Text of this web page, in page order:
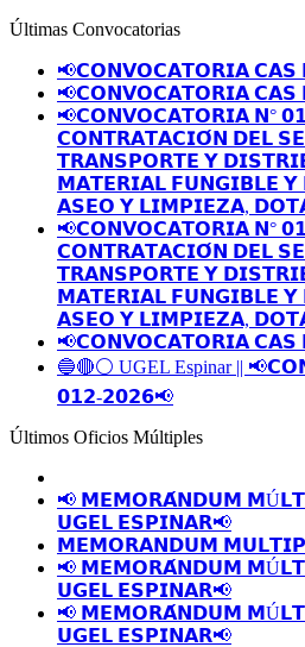
Últimas Convocatorias
📢𝗖𝗢𝗡𝗩𝗢𝗖𝗔𝗧𝗢𝗥𝗜𝗔 𝗖𝗔𝗦
📢𝗖𝗢𝗡𝗩𝗢𝗖𝗔𝗧𝗢𝗥𝗜𝗔 𝗖𝗔𝗦
📢𝗖𝗢𝗡𝗩𝗢𝗖𝗔𝗧𝗢𝗥𝗜𝗔 𝗡°
𝗖𝗢𝗡𝗧𝗥𝗔𝗧𝗔𝗖𝗜𝗢́𝗡 𝗗𝗘𝗟
𝗧𝗥𝗔𝗡𝗦𝗣𝗢𝗥𝗧𝗘 𝗬
𝗠𝗔𝗧𝗘𝗥𝗜𝗔𝗟 𝗙𝗨𝗡𝗚𝗜𝗕𝗟𝗘
𝗔𝗦𝗘𝗢 𝗬 𝗟𝗜𝗠𝗣𝗜𝗘𝗭𝗔,
📢𝗖𝗢𝗡𝗩𝗢𝗖𝗔𝗧𝗢𝗥𝗜𝗔 𝗡°
𝗖𝗢𝗡𝗧𝗥𝗔𝗧𝗔𝗖𝗜𝗢́𝗡 𝗗𝗘𝗟
𝗧𝗥𝗔𝗡𝗦𝗣𝗢𝗥𝗧𝗘 𝗬
𝗠𝗔𝗧𝗘𝗥𝗜𝗔𝗟 𝗙𝗨𝗡𝗚𝗜𝗕𝗟𝗘
𝗔𝗦𝗘𝗢 𝗬 𝗟𝗜𝗠𝗣𝗜𝗘𝗭𝗔,
📢𝗖𝗢𝗡𝗩𝗢𝗖𝗔𝗧𝗢𝗥𝗜𝗔 𝗖𝗔𝗦
🔵🔴⚪️ UGEL Espinar ||
𝟬𝟭𝟮-𝟮𝟬𝟮𝟲📢
Últimos Oficios Múltiples
📢 𝗠𝗘𝗠𝗢𝗥𝗔́𝗡𝗗𝗨𝗠
𝗨𝗚𝗘𝗟 𝗘𝗦𝗣𝗜𝗡𝗔𝗥📢
𝗠𝗘𝗠𝗢𝗥𝗔𝗡𝗗𝗨𝗠
📢 𝗠𝗘𝗠𝗢𝗥𝗔́𝗡𝗗𝗨𝗠
𝗨𝗚𝗘𝗟 𝗘𝗦𝗣𝗜𝗡𝗔𝗥📢
📢 𝗠𝗘𝗠𝗢𝗥𝗔́𝗡𝗗𝗨𝗠
𝗨𝗚𝗘𝗟 𝗘𝗦𝗣𝗜𝗡𝗔𝗥📢